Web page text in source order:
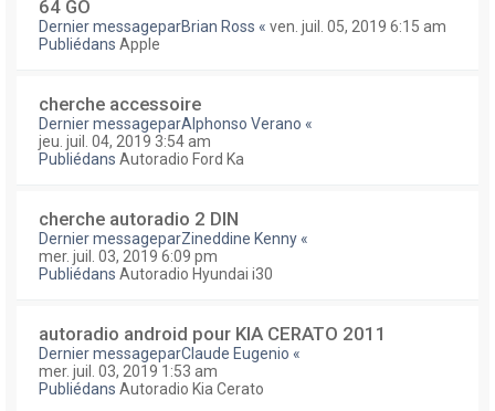
64 GO
Dernier messageparBrian Ross « ven. juil. 05, 2019 6:15 am
Publiédans Apple
cherche accessoire
Dernier messageparAlphonso Verano «
jeu. juil. 04, 2019 3:54 am
Publiédans Autoradio Ford Ka
cherche autoradio 2 DIN
Dernier messageparZineddine Kenny «
mer. juil. 03, 2019 6:09 pm
Publiédans Autoradio Hyundai i30
autoradio android pour KIA CERATO 2011
Dernier messageparClaude Eugenio «
mer. juil. 03, 2019 1:53 am
Publiédans Autoradio Kia Cerato